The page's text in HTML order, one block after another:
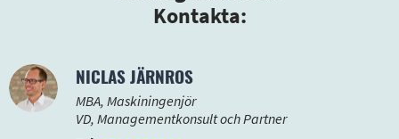
Kontakta:
NICLAS JÄRNROS
MBA, Maskiningenjör
VD, Managementkonsult och Partner